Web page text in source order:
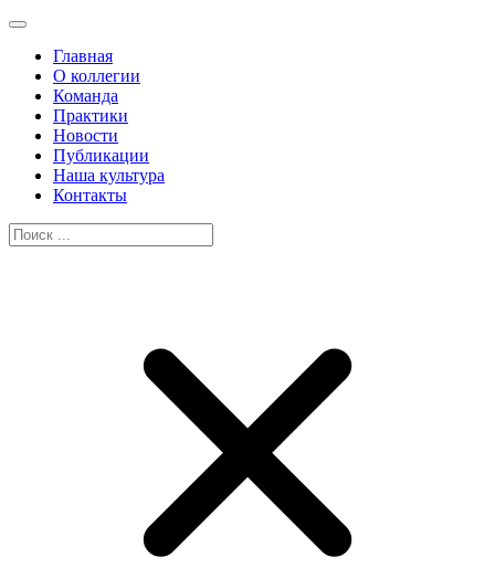
Главная
О коллегии
Команда
Практики
Новости
Публикации
Наша культура
Контакты